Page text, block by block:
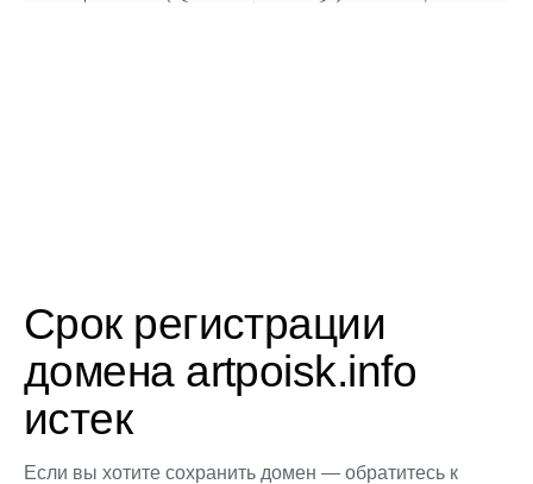
Срок регистрации
домена artpoisk.info
истек
Если вы хотите сохранить домен — обратитесь к